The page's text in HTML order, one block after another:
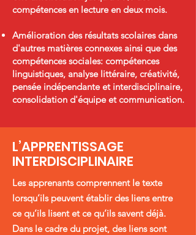
compétences en lecture en deux mois.
Amélioration des résultats scolaires dans
d'autres matières connexes ainsi que des
compétences sociales: compétences
linguistiques, analyse littéraire, créativité,
pensée indépendante et interdisciplinaire,
consolidation d'équipe et communication.
L’APPRENTISSAGE
INTERDISCIPLINAIRE
Les apprenants comprennent le texte
lorsqu’ils peuvent établir des liens entre
ce qu’ils lisent et ce qu’ils savent déjà.
Dans le cadre du projet, des liens sont